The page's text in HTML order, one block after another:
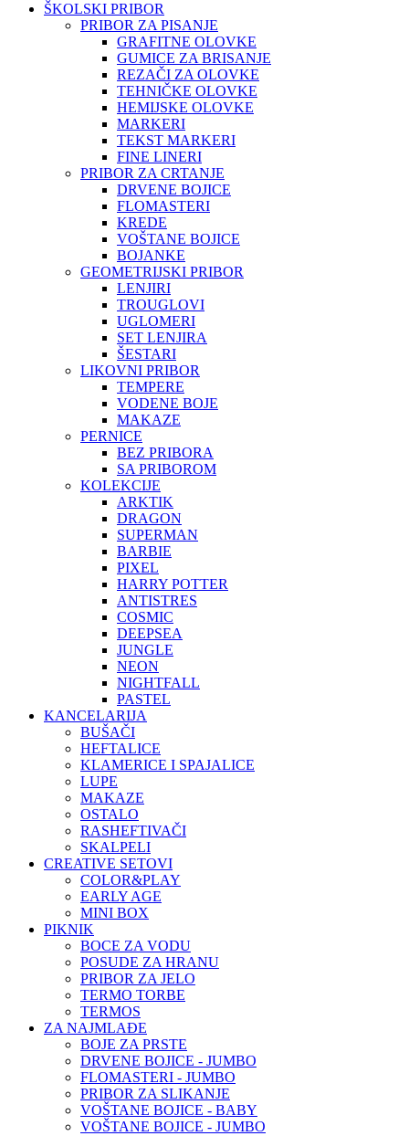
ŠKOLSKI PRIBOR
PRIBOR ZA PISANJE
GRAFITNE OLOVKE
GUMICE ZA BRISANJE
REZAČI ZA OLOVKE
TEHNIČKE OLOVKE
HEMIJSKE OLOVKE
MARKERI
TEKST MARKERI
FINE LINERI
PRIBOR ZA CRTANJE
DRVENE BOJICE
FLOMASTERI
KREDE
VOŠTANE BOJICE
BOJANKE
GEOMETRIJSKI PRIBOR
LENJIRI
TROUGLOVI
UGLOMERI
SET LENJIRA
ŠESTARI
LIKOVNI PRIBOR
TEMPERE
VODENE BOJE
MAKAZE
PERNICE
BEZ PRIBORA
SA PRIBOROM
KOLEKCIJE
ARKTIK
DRAGON
SUPERMAN
BARBIE
PIXEL
HARRY POTTER
ANTISTRES
COSMIC
DEEPSEA
JUNGLE
NEON
NIGHTFALL
PASTEL
KANCELARIJA
BUŠAČI
HEFTALICE
KLAMERICE I SPAJALICE
LUPE
MAKAZE
OSTALO
RASHEFTIVAČI
SKALPELI
CREATIVE SETOVI
COLOR&PLAY
EARLY AGE
MINI BOX
PIKNIK
BOCE ZA VODU
POSUDE ZA HRANU
PRIBOR ZA JELO
TERMO TORBE
TERMOS
ZA NAJMLAĐE
BOJE ZA PRSTE
DRVENE BOJICE - JUMBO
FLOMASTERI - JUMBO
PRIBOR ZA SLIKANJE
VOŠTANE BOJICE - BABY
VOŠTANE BOJICE - JUMBO